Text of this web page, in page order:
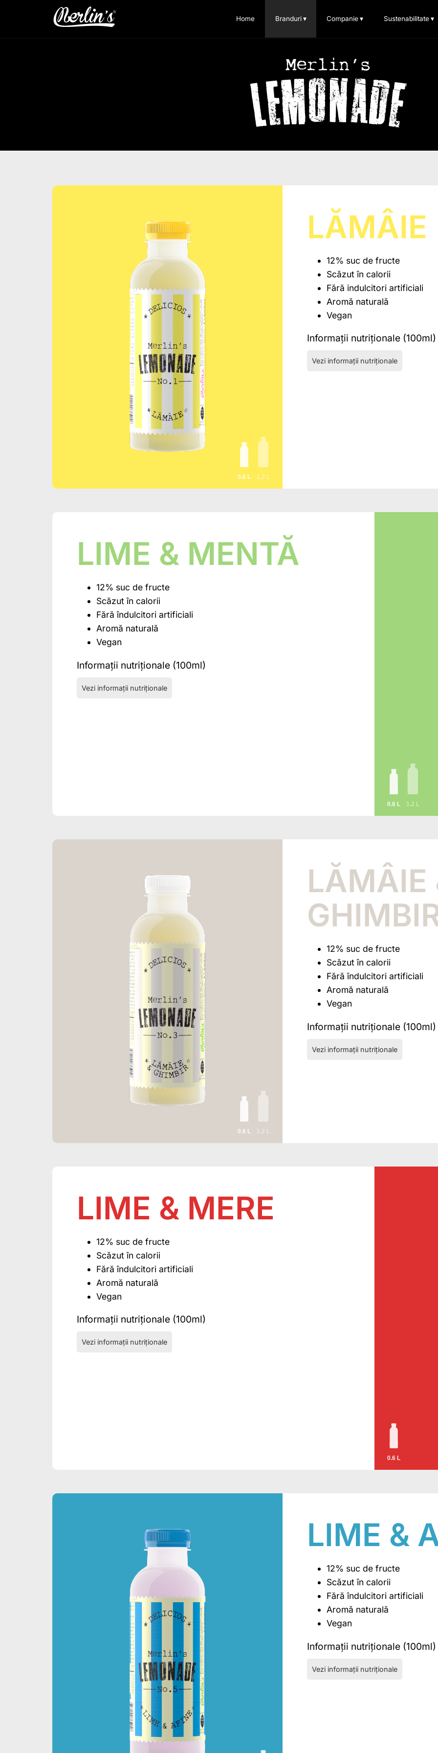
Home Branduri ▾ Companie ▾ Sustenabilitate ▾
0.6 L 1.2 L
LĂMÂIE
12% suc de fructe
Scăzut în calorii
Fără indulcitori artificiali
Aromă naturală
Vegan
Informații nutriționale (100ml)
Vezi informații nutriționale
0.6 L 1.2 L
LIME & MENTĂ
12% suc de fructe
Scăzut în calorii
Fără îndulcitori artificiali
Aromă naturală
Vegan
Informații nutriționale (100ml)
Vezi informații nutriționale
0.6 L 1.2 L
LĂMÂIE
12% suc de fructe
Scăzut în calorii
Fără îndulcitori artificiali
Aromă naturală
Vegan
Informații nutriționale (100ml)
Vezi informații nutriționale
0.6 L
LIME & MERE
12% suc de fructe
Scăzut în calorii
Fără îndulcitori artificiali
Aromă naturală
Vegan
Informații nutriționale (100ml)
Vezi informații nutriționale
LIME &
12% suc de fructe
Scăzut în calorii
Fără îndulcitori artificiali
Aromă naturală
Vegan
Informații nutriționale (100ml)
Vezi informații nutriționale